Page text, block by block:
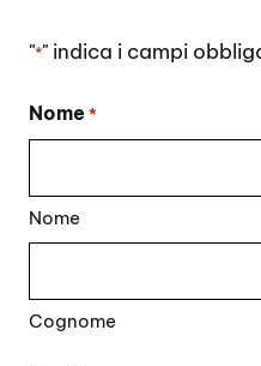
"*" indica i campi
Nome *
Nome
Cognome